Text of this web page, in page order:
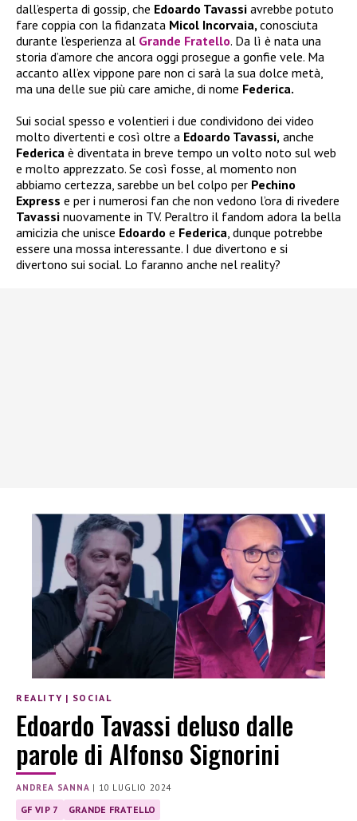
dall’esperta di gossip, che Edoardo Tavassi avrebbe potuto
fare coppia con la fidanzata Micol Incorvaia,conosciuta
durante l’esperienza al Grande Fratello. Da lì è nata una
storia d’amore che ancora oggi prosegue a gonfie vele. Ma
accanto all’ex vippone pare non ci sarà la sua dolce metà,
ma una delle sue più care amiche, di nome Federica.
Sui social spesso e volentieri i due condividono dei video
molto divertenti e così oltre a Edoardo Tavassi, anche
Federica è diventata in breve tempo un volto noto sul web
e molto apprezzato. Se così fosse, al momento non
abbiamo certezza, sarebbe un bel colpo per Pechino
Express e per i numerosi fan che non vedono l’ora di rivedere
Tavassi nuovamente in TV. Peraltro il fandom adora la bella
amicizia che unisce Edoardo e Federica, dunque potrebbe
essere una mossa interessante. I due divertono e si
divertono sui social. Lo faranno anche nel reality?
REALITY | SOCIAL
Edoardo Tavassi deluso dalle
parole di Alfonso Signorini
ANDREA SANNA | 10 LUGLIO 2024
GF VIP 7 GRANDE FRATELLO